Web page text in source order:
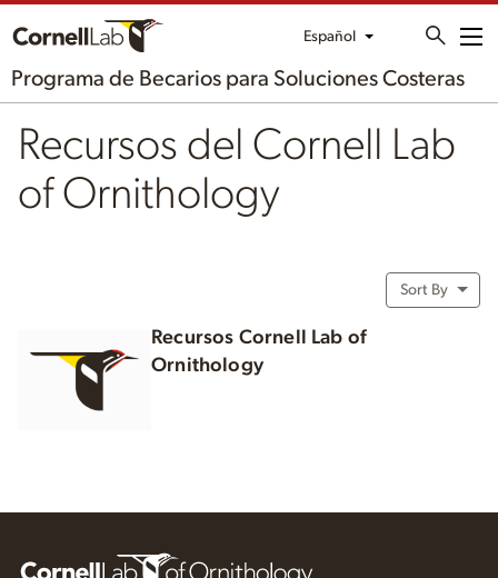
Español
Programa de Becarios para Soluciones Costeras
Recursos del Cornell Lab
of Ornithology
Sort By
Recursos Cornell Lab of
Ornithology